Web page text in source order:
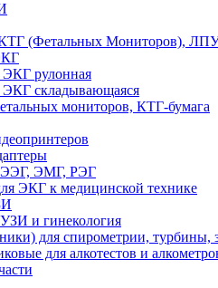
(Фетальных Мониторов), ЛПУ
ЭКГ рулонная
ЭКГ складывающаяся
мониторов, КТГ-бумага
ЭЭГ, ЭМГ, РЭГ
ЭКГ к медицинской технике
и гинекология
для спирометрии,
для алкотестов и